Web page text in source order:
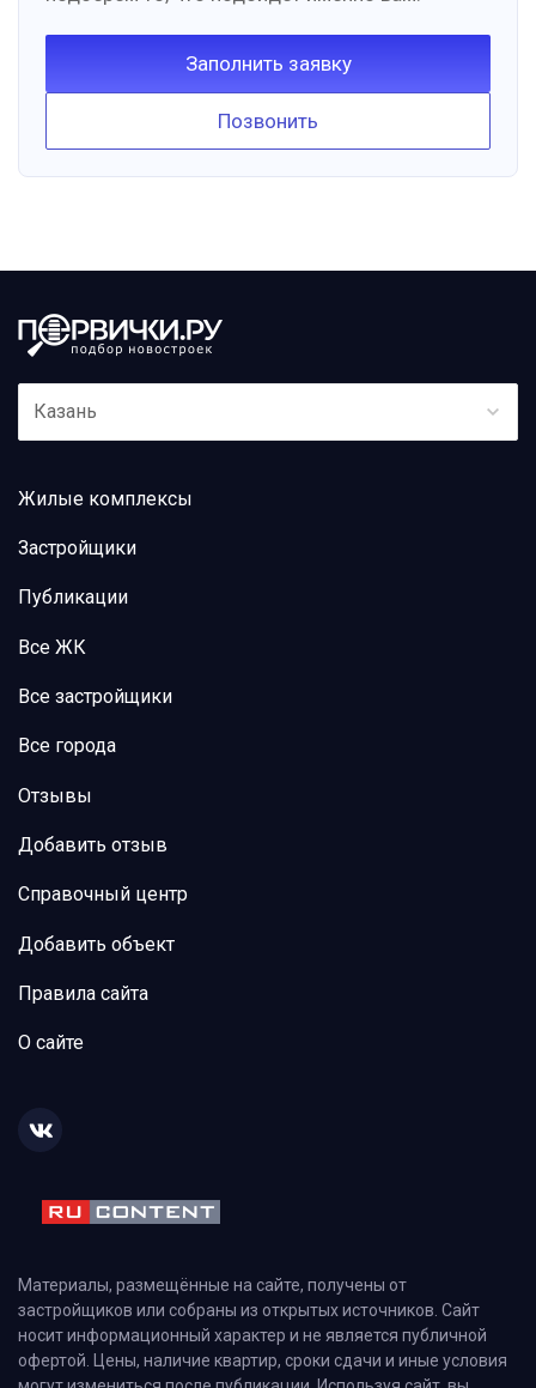
Заполнить заявку
Позвонить
Казань
Жилые комплексы
Застройщики
Публикации
Все ЖК
Все застройщики
Все города
Отзывы
Добавить отзыв
Справочный центр
Добавить объект
Правила сайта
О сайте
Материалы, размещённые на сайте, получены от
застройщиков или собраны из открытых источников. Сайт
носит информационный характер и не является публичной
офертой. Цены, наличие квартир, сроки сдачи и иные условия